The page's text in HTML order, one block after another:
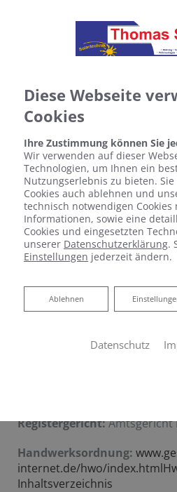
Impressum
Thomas Siemen GmbH
Otto-Hahn-Straße 35
25813 Husum
Telefon:04841 • 3971
Email:shk.siemen@mytng.de
Inhaltlich gemäß § 6 MDStV:
Registergericht:Amtsgericht
Handwerksordnung:
internet.de/hwo/
Inhaltsverzeichnis
Diese Webseite
Cookies
Ihre Zustimmung können Sie
Wir verwenden auf dieser
Technologien, um Ihnen ein
Nutzungserlebnis zu bieten. Sie
Cookies auch ablehnen und
technisch notwendigen Cookies
Informationen, sowie eine
Cookies und eingesetzten
unserer Datenschutzerklärung.
Einstellungen jederzeit ändern.
Ablehnen
Ablehnen
Datenschutz